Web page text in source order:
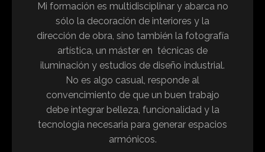
Mi formación es multidisciplinar y abarca no
sólo la decoración de interiores y la
dirección de obra, sino también la fotografía
artística, un máster en técnicas de
iluminación y estudios de diseño industrial.
No es algo casual, responde al
convencimiento de que un buen trabajo
debe integrar belleza, funcionalidad y la
tecnología necesaria para generar espacios
armónicos.